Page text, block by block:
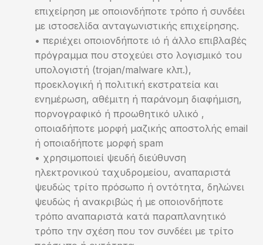
επιχείρηση με οποιονδήποτε τρόπο ή συνδέει
με ιστοσελίδα ανταγωνιστικής επιχείρησης.
• περιέχει οποιονδήποτε ιό ή άλλο επιβλαβές
πρόγραμμα που στοχεύει στο λογισμικό του
υπολογιστή (trojan/malware κλπ.),
προεκλογική ή πολιτική εκστρατεία και
ενημέρωση, αθέμιτη ή παράνομη διαφήμιση,
πορνογραφικό ή προωθητικό υλικό ,
οποιαδήποτε μορφή μαζικής αποστολής email
ή οποιαδήποτε μορφή spam
• χρησιμοποιεί ψευδή διεύθυνση
ηλεκτρονικού ταχυδρομείου, αναπαριστά
ψευδώς τρίτο πρόσωπο ή οντότητα, δηλώνει
ψευδώς ή ανακριβώς ή με οποιονδήποτε
τρόπο αναπαριστά κατά παραπλανητικό
τρόπο την σχέση που τον συνδέει με τρίτο